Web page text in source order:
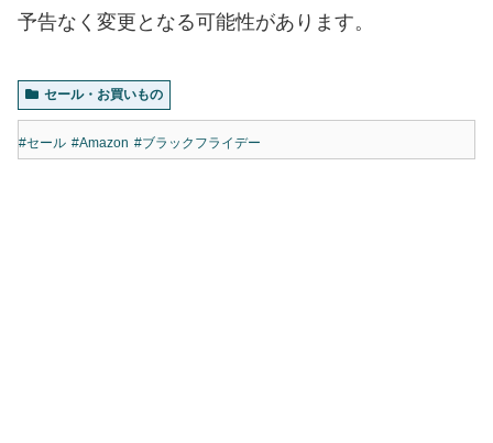
予告なく変更となる可能性があります。
セール・お買いもの
#セール #Amazon #ブラックフライデー